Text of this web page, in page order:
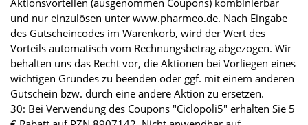
Aktionsvorteilen (ausgenommen Coupons) kombinierbar
und nur einzulösen unter www.pharmeo.de. Nach Eingabe
des Gutscheincodes im Warenkorb, wird der Wert des
Vorteils automatisch vom Rechnungsbetrag abgezogen. Wir
behalten uns das Recht vor, die Aktionen bei Vorliegen eines
wichtigen Grundes zu beenden oder ggf. mit einem anderen
Gutschein bzw. durch eine andere Aktion zu ersetzen.
30: Bei Verwendung des Coupons "Ciclopoli5" erhalten Sie 5